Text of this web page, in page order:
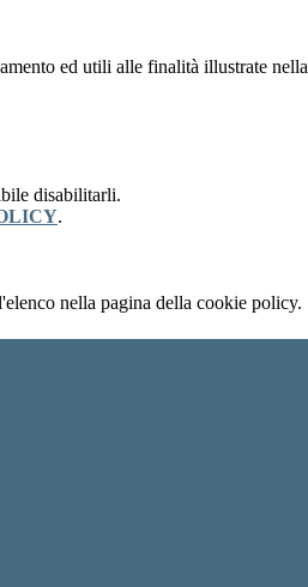
ed utili alle finalità illustrate nella
disabilitarli.
.
nella pagina della cookie policy.